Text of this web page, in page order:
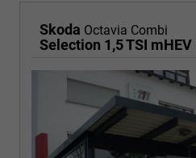
Skoda Octavia Combi